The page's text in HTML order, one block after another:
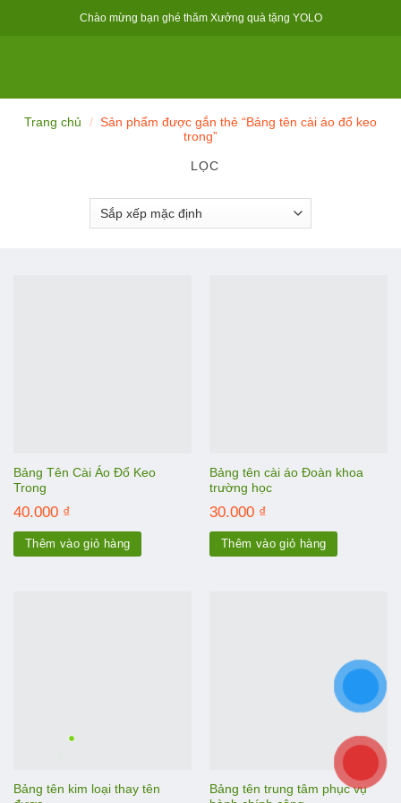
Chào mừng bạn ghé thăm Xưởng quà tặng YOLO
Trang chủ / Sản phẩm được gắn thẻ “Bảng tên cài áo đổ keo
trong”
LỌC
Bảng Tên Cài Áo Đổ Keo Trong
40.000₫
Thêm vào giỏ hàng
Bảng tên cài áo Đoàn khoa
trường học
30.000₫
Thêm vào giỏ hàng
Bảng tên kim loại thay tên được
Bảng tên trung tâm phục vụ hành